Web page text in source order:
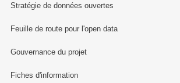
Stratégie de données ouvertes
Feuille de route pour l'open data
Gouvernance du projet
Fiches d'information